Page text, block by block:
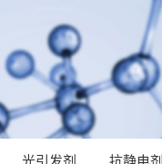
光引发剂 抗静电剂